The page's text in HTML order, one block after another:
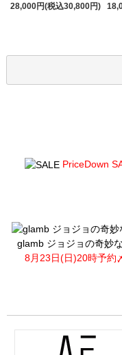
28,000円(税込30,800円)
PriceDown
glamb ジョジョの奇妙
8月23日(日)20時予約